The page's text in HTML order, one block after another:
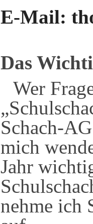
E-Mail:
Das
Wer
Schach-
mich
Jahr
nehme ich